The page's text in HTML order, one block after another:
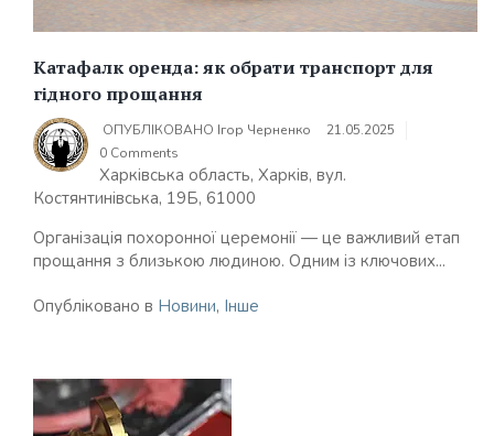
Катафалк оренда: як обрати транспорт для
гідного прощання
ОПУБЛІКОВАНО Ігор Черненко
21.05.2025
0 Comments
Харківська область, Харків, вул.
Костянтинівська, 19Б, 61000
Організація похоронної церемонії — це важливий етап
прощання з близькою людиною. Одним із ключових...
Опубліковано в Новини, Інше